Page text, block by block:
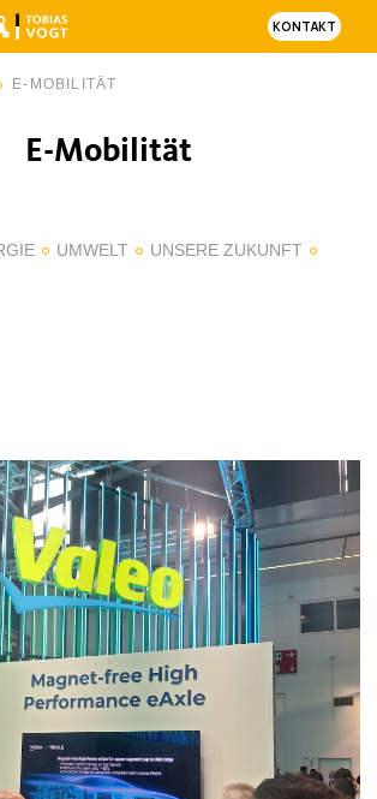
KONTAKT
E-MOBILITÄT
E-Mobilität
UMWELT UNSERE ZUKUNFT